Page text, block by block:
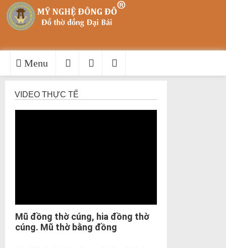
Menu
VIDEO THỰC TẾ
Mũ đồng thờ cúng, hia đồng thờ
cúng. Mũ thờ bằng đồng